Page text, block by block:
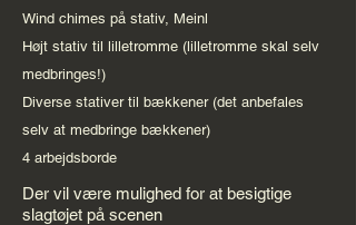
Wind chimes på stativ, Meinl
Højt stativ til lilletromme (lilletromme skal selv
medbringes!)
Diverse stativer til bækkener (det anbefales
selv at medbringe bækkener)
4 arbejdsborde
Der vil være mulighed for at besigtige
slagtøjet på scenen